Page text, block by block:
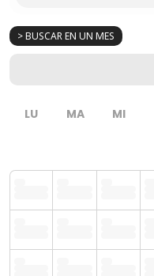
> BUSCAR EN UN MES
LU MA MI